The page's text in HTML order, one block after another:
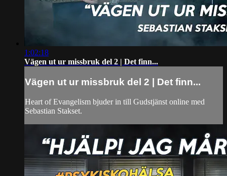
1:02:18
Vägen ut ur missbruk del 2 | Det finn...
Vägen ut ur missbruk del 2 | Det finn...
Heart of Evangelism bjuder in till Gudstjänst online med
Sebastian Stakset.